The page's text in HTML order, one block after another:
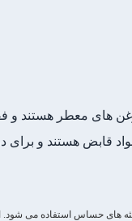
های معطر هستند و
قابض هستند و برای
های حساس استفاده می